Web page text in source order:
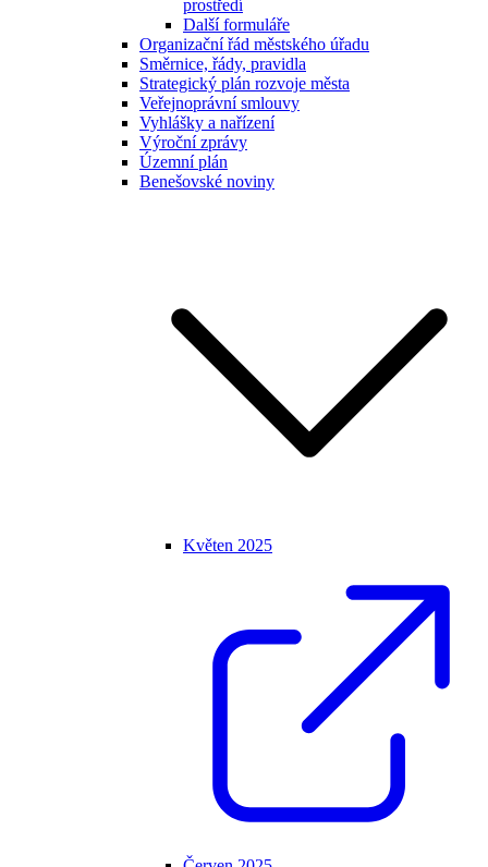
prostředí
Další formuláře
Organizační řád městského úřadu
Směrnice, řády, pravidla
Strategický plán rozvoje města
Veřejnoprávní smlouvy
Vyhlášky a nařízení
Výroční zprávy
Územní plán
Benešovské noviny
Květen 2025